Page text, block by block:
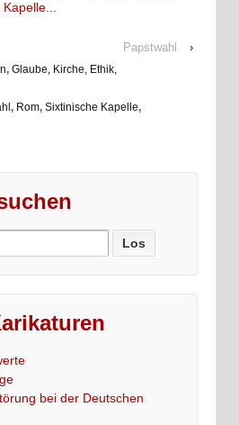
Papstwahl ›
, Glaube, Kirche, Ethik,
, Rom, Sixtinische Kapelle,
bei der Deutschen